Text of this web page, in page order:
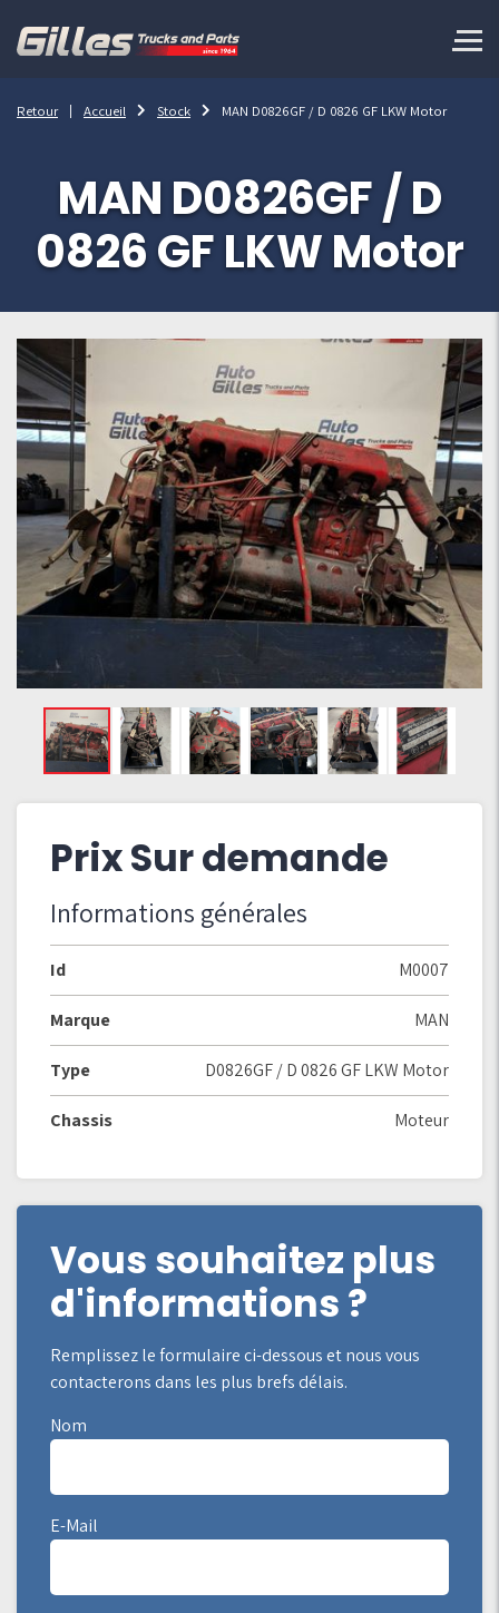
Retour Accueil Stock MAN D0826GF / D 0826 GF LKW Motor
MAN D0826GF / D
0826 GF LKW Motor
Prix Sur demande
Informations générales
Id M0007
Marque MAN
Type D0826GF / D 0826 GF LKW Motor
Chassis Moteur
Vous souhaitez plus
d'informations ?
Remplissez le formulaire ci-dessous et nous vous
contacterons dans les plus brefs délais.
Nom
E-Mail